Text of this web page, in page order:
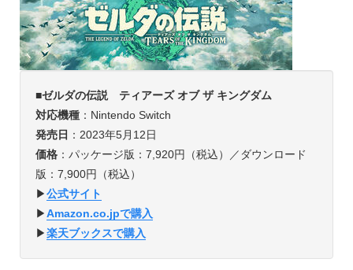
■ゼルダの伝説 ティアーズ オブ ザ キングダム
対応機種：Nintendo Switch
発売日 ：2023年5月12日
価格：パッケージ版：7,920円（税込）／ダウンロード
版：7,900円（税込）
▶︎公式サイト
▶︎Amazon.co.jpで購入
▶︎楽天ブックスで購入